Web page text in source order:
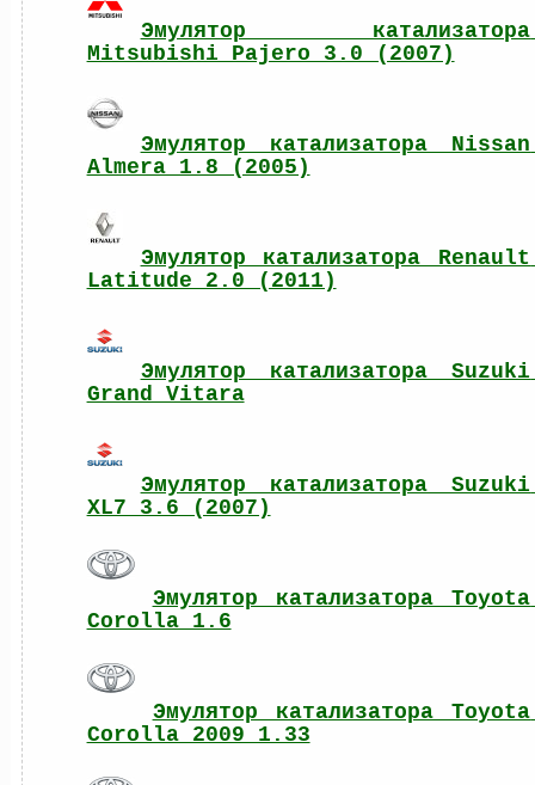
Эмулятор катализатора
Mitsubishi Pajero 3.0 (2007)
Эмулятор катализатора Nissan
Almera 1.8 (2005)
Эмулятор катализатора Renault
Latitude 2.0 (2011)
Эмулятор катализатора Suzuki
Grand Vitara
Эмулятор катализатора Suzuki
XL7 3.6 (2007)
Эмулятор катализатора Toyota
Corolla 1.6
Эмулятор катализатора Toyota
Corolla 2009 1.33